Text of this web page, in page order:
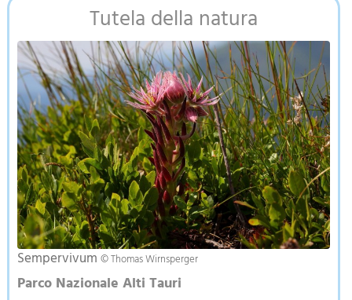
Tutela della natura
Sempervivum © Thomas Wirnsperger
Parco Nazionale Alti Tauri